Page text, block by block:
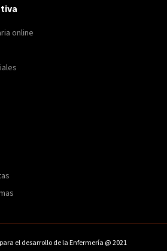
online
el desarrollo de la Enfermería @ 2021